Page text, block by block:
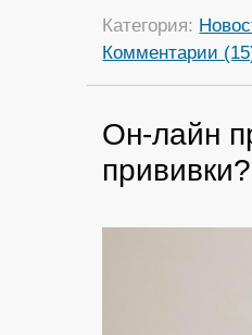
Категория:
Комментарии
Он-лайн